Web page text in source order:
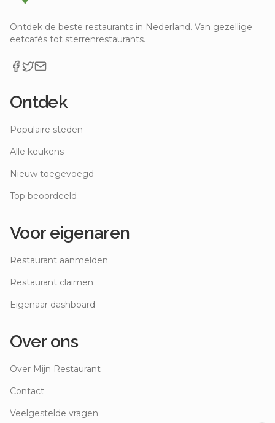
Ontdek de beste restaurants in Nederland. Van gezellige
eetcafés tot sterrenrestaurants.
Ontdek
Populaire steden
Alle keukens
Nieuw toegevoegd
Top beoordeeld
Voor eigenaren
Restaurant aanmelden
Restaurant claimen
Eigenaar dashboard
Over ons
Over Mijn Restaurant
Contact
Veelgestelde vragen